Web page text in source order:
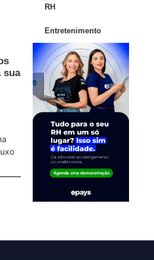
sua
RH
Entretenimento